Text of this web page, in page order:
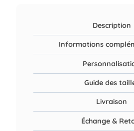
Description
Informations
Guide des
Livraison
Échange &